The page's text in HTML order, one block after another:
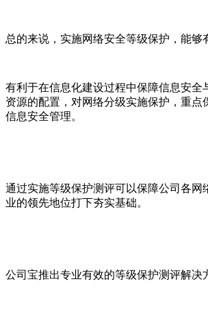
总的来说，实施网络安全等级保护，能够
有利于在信息化建设过程中保障信息安
资源的配置，对网络分级实施保护，重
信息安全管理。
通过实施等级保护测评可以保障公司各
业的领先地位打下夯实基础。
公司宝推出专业有效的等级保护测评解决